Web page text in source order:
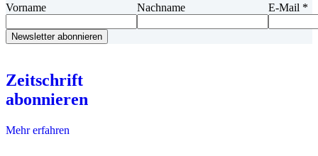
Vorname Nachname E-Mail *
Zeitschrift
abonnieren
Mehr erfahren